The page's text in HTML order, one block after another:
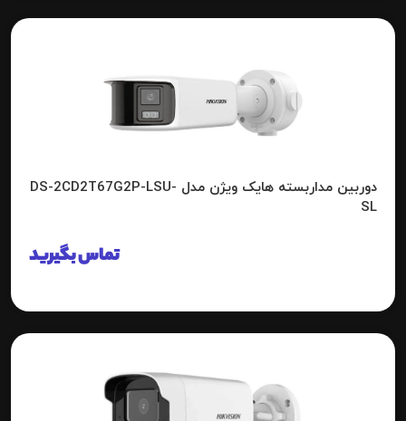
دوربین مداربسته هایک ویژن مدل DS-2CD2T67G2P-LSU-
SL
تماس بگیرید